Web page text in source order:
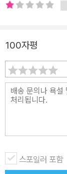
니다. 글쓰기에서
언어생활을 하기
니다. 어렵고 헷갈
하세요!
100자평
스포일러 포함